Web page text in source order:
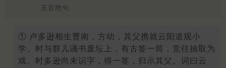
五言绝句
① 卢多逊相生曹南，方幼，其父携就云阳道观小
学。时与群儿诵书废坛上，有古签一筒，竞往抽取为
戏。时多逊尚未识字，得一签，归示其父。词曰云